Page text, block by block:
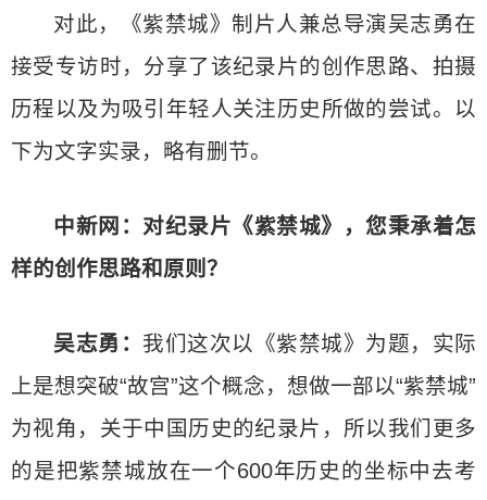
对此，《紫禁城》制片人兼总导演吴志勇在
接受专访时，分享了该纪录片的创作思路、拍摄
历程以及为吸引年轻人关注历史所做的尝试。以
下为文字实录，略有删节。
中新网：对纪录片《紫禁城》，您秉承着怎
样的创作思路和原则？
吴志勇： 我们这次以《紫禁城》为题，实际
上是想突破“故宫”这个概念，想做一部以“紫禁城”
为视角，关于中国历史的纪录片，所以我们更多
的是把紫禁城放在一个600年历史的坐标中去考